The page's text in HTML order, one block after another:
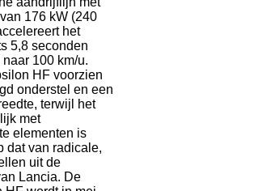
176 kW (240
het
5,8 seconden
100 km/u.
HF voorzien
onderstel en een
terwijl het
met
elementen is
dat van radicale,
uit de
Lancia. De